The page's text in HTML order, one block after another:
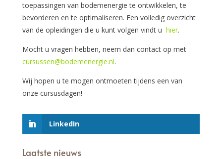
toepassingen van bodemenergie te ontwikkelen, te
bevorderen en te optimaliseren. Een volledig overzicht
van de opleidingen die u kunt volgen vindt u hier.
Mocht u vragen hebben, neem dan contact op met
cursussen@bodemenergie.nl.
Wij hopen u te mogen ontmoeten tijdens een van
onze cursusdagen!
LinkedIn
Laatste nieuws